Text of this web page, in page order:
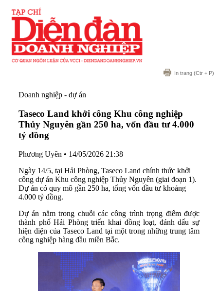
In trang (Ctr + P)
Doanh nghiệp - dự án
Taseco Land khởi công Khu công nghiệp
Thủy Nguyên gần 250 ha, vốn đầu tư 4.000
tỷ đồng
Phương Uyên • 14/05/2026 21:38
Ngày 14/5, tại Hải Phòng, Taseco Land chính thức khởi
công dự án Khu công nghiệp Thủy Nguyên (giai đoạn 1).
Dự án có quy mô gần 250 ha, tổng vốn đầu tư khoảng
4.000 tỷ đồng.
Dự án nằm trong chuỗi các công trình trọng điểm được
thành phố Hải Phòng triển khai đồng loạt, đánh dấu sự
hiện diện của Taseco Land tại một trong những trung tâm
công nghiệp hàng đầu miền Bắc.